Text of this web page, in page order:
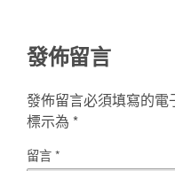
發佈留言
發佈留言必須填寫的電
標示為 *
留言*